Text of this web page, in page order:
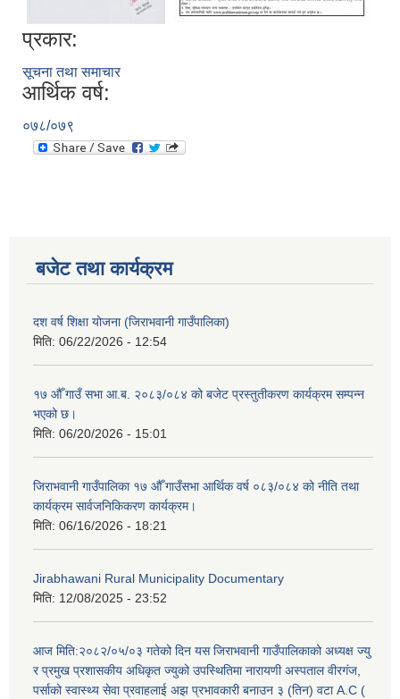
प्रकार:
सूचना तथा समाचार
आर्थिक वर्ष:
०७८/०७९
बजेट तथा कार्यक्रम
दश वर्ष शिक्षा योजना (जिराभवानी गाउँपालिका)
मिति: 06/22/2026 - 12:54
१७ औँ गाउँ सभा आ.ब. २०८३/०८४ को बजेट प्रस्तुतीकरण कार्यक्रम सम्पन्न
भएको छ।
मिति: 06/20/2026 - 15:01
जिराभवानी गाउँपालिका १७ औँ गाउँसभा आर्थिक वर्ष ०८३/०८४ को नीति तथा
कार्यक्रम सार्वजनिकिकरण कार्यक्रम।
मिति: 06/16/2026 - 18:21
Jirabhawani Rural Municipality Documentary
मिति: 12/08/2025 - 23:52
आज मिति:२०८२/०५/०३ गतेको दिन यस जिराभवानी गाउँपालिकाको अध्यक्ष ज्यु
र प्रमुख प्रशासकीय अधिकृत ज्युको उपस्थितिमा नारायणी अस्पताल वीरगंज,
पर्साको स्वास्थ्य सेवा प्रवाहलाई अझ प्रभावकारी बनाउन ३ (तिन) वटा A.C (